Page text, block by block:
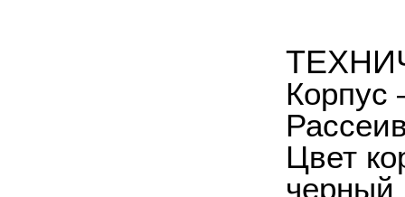
Корпус
Цвет
черный